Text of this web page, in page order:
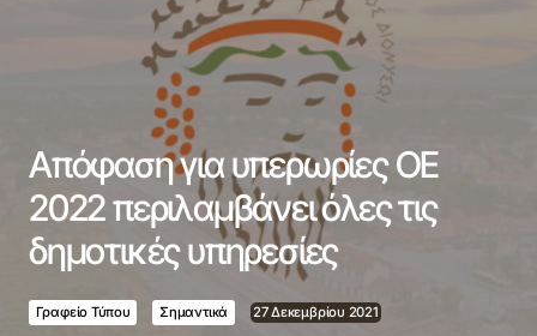
Απόφαση για υπερωρίες ΟΕ
2022 περιλαμβάνει όλες τις
δημοτικές υπηρεσίες
Γραφείο Τύπου Σημαντικά 27 Δεκεμβρίου 2021